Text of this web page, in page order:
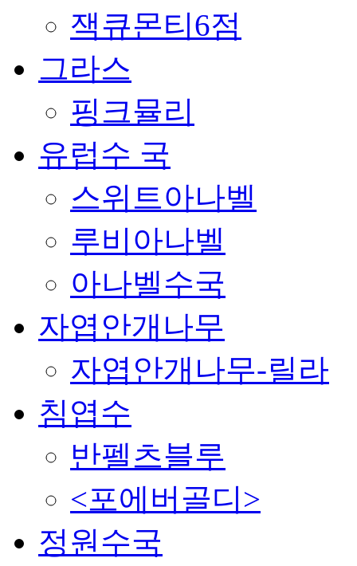
잭큐몬티6점
그라스
핑크뮬리
유럽수 국
스위트아나벨
루비아나벨
아나벨수국
자엽안개나무
자엽안개나무-릴라
침엽수
반펠츠블루
<포에버골디>
정원수국